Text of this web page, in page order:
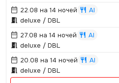
22.08 на 14 ночей
AI
deluxe / DBL
27.08 на 14 ночей
AI
deluxe / DBL
20.08 на 14 ночей
AI
deluxe / DBL